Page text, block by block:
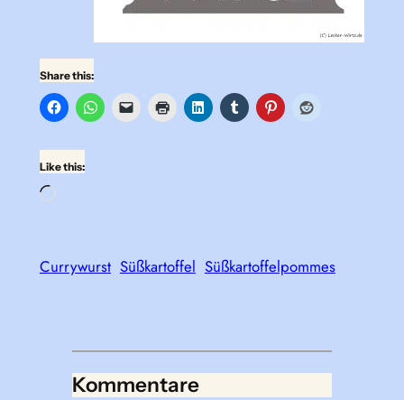
Share this:
Like this:
Loading…
Currywurst Süßkartoffel Süßkartoffelpommes
Kommentare